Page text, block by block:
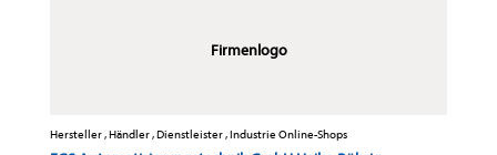
Firmenlogo
Hersteller , Händler , Dienstleister , Industrie Online-Shops